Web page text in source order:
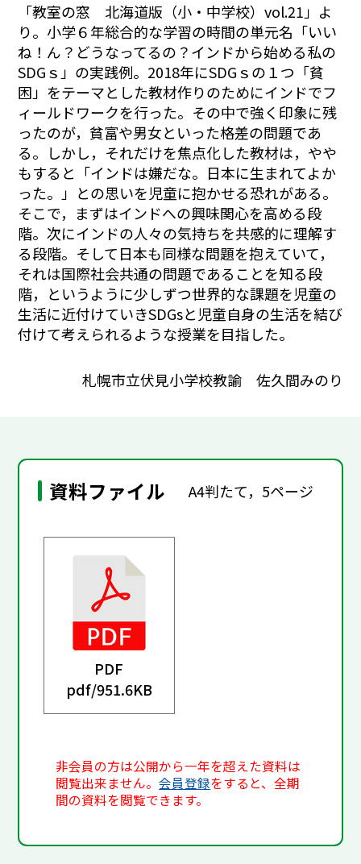
「教室の窓 北海道版（小・中学校）vol.21」よ
り。小学６年総合的な学習の時間の単元名「いい
ね！ん？どうなってるの？インドから始める私の
SDGｓ」の実践例。2018年にSDGｓの１つ「貧
困」をテーマとした教材作りのためにインドでフ
ィールドワークを行った。その中で強く印象に残
ったのが，貧富や男女といった格差の問題であ
る。しかし，それだけを焦点化した教材は，やや
もすると「インドは嫌だな。日本に生まれてよか
った。」との思いを児童に抱かせる恐れがある。
そこで，まずはインドへの興味関心を高める段
階。次にインドの人々の気持ちを共感的に理解す
る段階。そして日本も同様な問題を抱えていて，
それは国際社会共通の問題であることを知る段
階，というように少しずつ世界的な課題を児童の
生活に近付けていきSDGsと児童自身の生活を結び
付けて考えられるような授業を目指した。
札幌市立伏見小学校教諭 佐久間みのり
資料ファイル A4判たて，5ページ
PDF
pdf/951.6KB
非会員の方は公開から一年を超えた資料は
閲覧出来ません。会員登録をすると、全期
間の資料を閲覧できます。